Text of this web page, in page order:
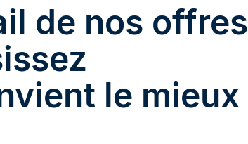
de nos offres
le mieux